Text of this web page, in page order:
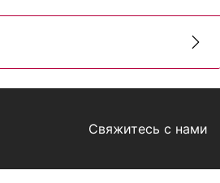
Свяжитесь с нами